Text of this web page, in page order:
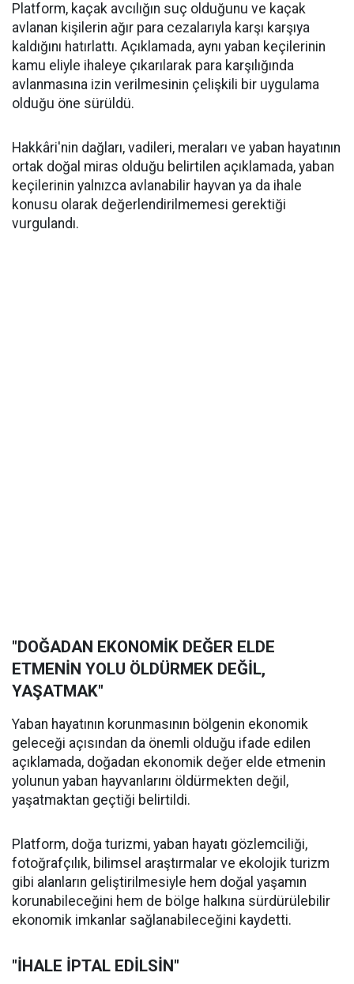
Platform, kaçak avcılığın suç olduğunu ve kaçak
avlanan kişilerin ağır para cezalarıyla karşı karşıya
kaldığını hatırlattı. Açıklamada, aynı yaban keçilerinin
kamu eliyle ihaleye çıkarılarak para karşılığında
avlanmasına izin verilmesinin çelişkili bir uygulama
olduğu öne sürüldü.
Hakkâri'nin dağları, vadileri, meraları ve yaban hayatının
ortak doğal miras olduğu belirtilen açıklamada, yaban
keçilerinin yalnızca avlanabilir hayvan ya da ihale
konusu olarak değerlendirilmemesi gerektiği
vurgulandı.
"DOĞADAN EKONOMİK DEĞER ELDE
ETMENİN YOLU ÖLDÜRMEK DEĞİL,
YAŞATMAK"
Yaban hayatının korunmasının bölgenin ekonomik
geleceği açısından da önemli olduğu ifade edilen
açıklamada, doğadan ekonomik değer elde etmenin
yolunun yaban hayvanlarını öldürmekten değil,
yaşatmaktan geçtiği belirtildi.
Platform, doğa turizmi, yaban hayatı gözlemciliği,
fotoğrafçılık, bilimsel araştırmalar ve ekolojik turizm
gibi alanların geliştirilmesiyle hem doğal yaşamın
korunabileceğini hem de bölge halkına sürdürülebilir
ekonomik imkanlar sağlanabileceğini kaydetti.
"İHALE İPTAL EDİLSİN"